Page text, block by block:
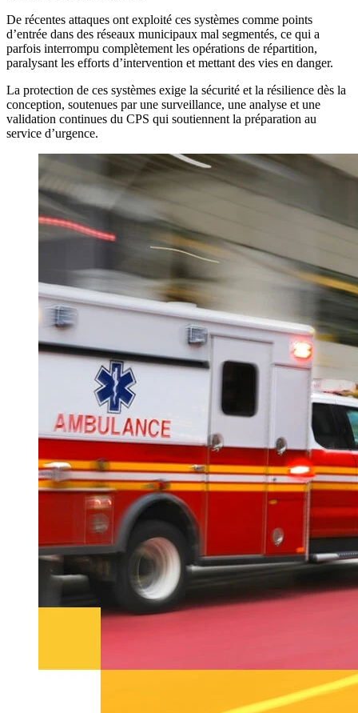
De récentes attaques ont exploité ces systèmes comme points
d’entrée dans des réseaux municipaux mal segmentés, ce qui a
parfois interrompu complètement les opérations de répartition,
paralysant les efforts d’intervention et mettant des vies en danger.
La protection de ces systèmes exige la sécurité et la résilience dès la
conception, soutenues par une surveillance, une analyse et une
validation continues du CPS qui soutiennent la préparation au
service d’urgence.